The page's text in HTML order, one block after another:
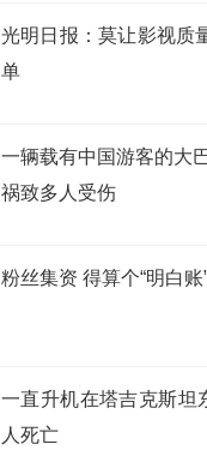
光明日报：莫让影视质
单
一辆载有中国游客的大
祸致多人受伤
粉丝集资 得算个“明白账
一直升机在塔吉克斯坦
人死亡